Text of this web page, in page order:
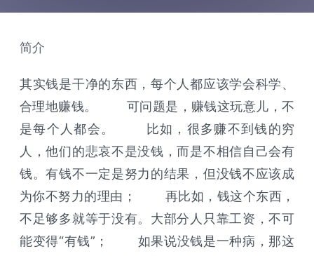
简介
其实钱是干净的东西，每个人都应该学会科学、
合理地赚钱。 可问题是，赚钱这玩意儿，不
是每个人都会。 比如，很多赚不到钱的穷
人，他们的悲哀不是没钱，而是不相信自己会有
钱。有钱不一定是努力的结果，但没钱不应该成
为你不努力的理由； 再比如，钱这个东西，
不足够多就等于没有。大部分人只靠工资，不可
能变得“有钱”； 如果说没钱是一种病，那这